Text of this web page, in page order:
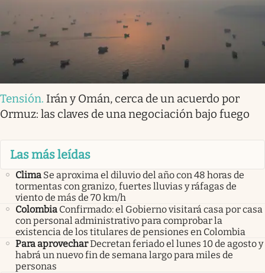
Tensión. Irán y Omán, cerca de un acuerdo por
Ormuz: las claves de una negociación bajo fuego
Las más leídas
Clima Se aproxima el diluvio del año con 48 horas de
tormentas con granizo, fuertes lluvias y ráfagas de
viento de más de 70 km/h
Colombia Confirmado: el Gobierno visitará casa por casa
con personal administrativo para comprobar la
existencia de los titulares de pensiones en Colombia
Para aprovecharDecretan feriado el lunes 10 de agosto y
habrá un nuevo fin de semana largo para miles de
personas